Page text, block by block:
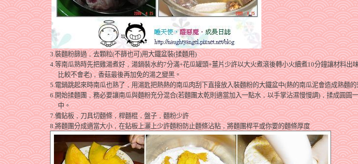
3.裝麵粉篩過，去顆粒(不篩也可)用大鐵盆裝(揉麵用)
4.等南瓜熟時先把雞湯煮好，湯鍋裝水約7分滿+花瓜罐頭+薑片少許以大火煮滾後轉小火續煮10分鐘讓材料出
比較不會老)，香菇最後再加免的湯之變黑。
5.電鍋跳起來時南瓜也熟了，用湯匙把熱熱的南瓜肉刮下直接放入裝麵粉的大鐵盆中(熱的南瓜泥會造成熟麵的
6.開始揉麵團，務必要讓南瓜與麵粉充分混合(若麵團太乾則適當加入一點水，以手掌沾濕慢慢調)，揉成圓圓
中。
7.備鉆板，刀具切麵條，桿麵棍，盤子，麵粉少許
8.將麵團分成適當大小，在鉆板上灑上少許麵粉防止麵條沾粘，將麵團桿平或你要的麵條厚度